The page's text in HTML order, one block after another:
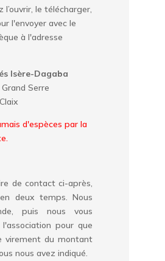
le télécharger,
l'envoyer avec le
à l'adresse
Isère-Dagaba
Serre
d'espèces par la
de contact ci-après,
deux temps. Nous
puis nous vous
pour que
virement du montant
nous avez indiqué.